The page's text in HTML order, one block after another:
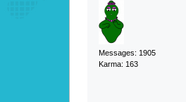
Messages: 1905
Karma: 163